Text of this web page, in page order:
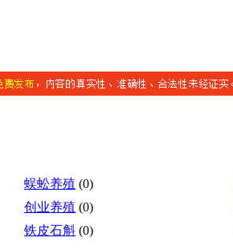
蜈蚣养殖 (0)
创业养殖 (0)
铁皮石斛 (0)